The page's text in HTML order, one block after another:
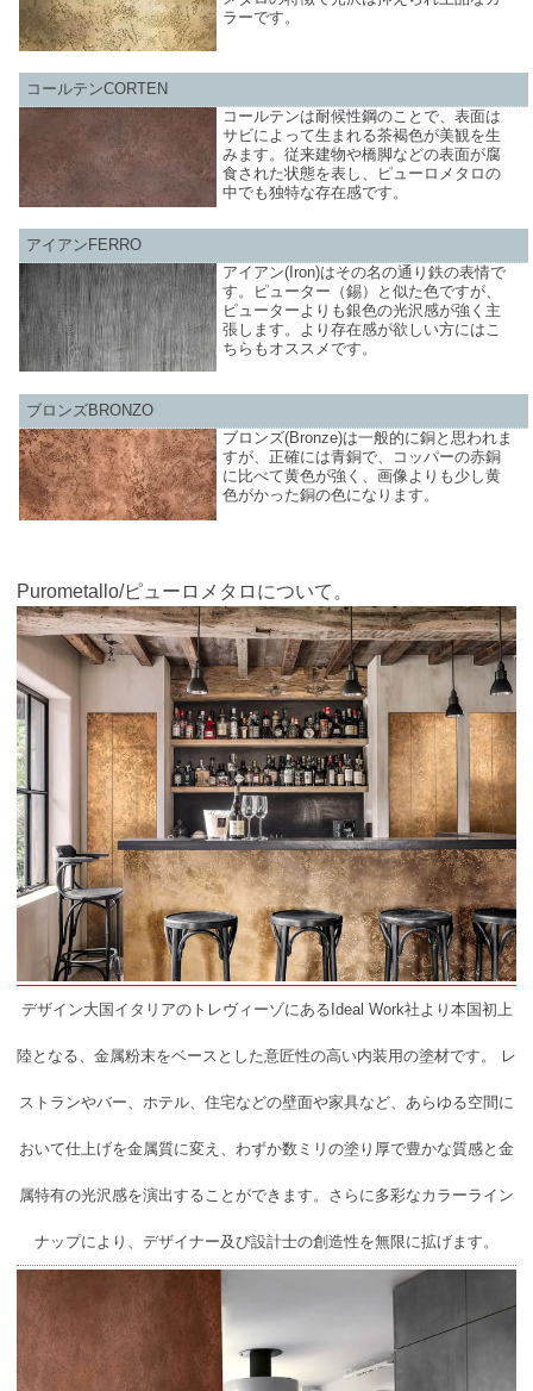
ラーです。
コールテンCORTEN
コールテンは耐候性鋼のことで、表面は
サビによって生まれる茶褐色が美観を生
みます。従来建物や橋脚などの表面が腐
食された状態を表し、ピューロメタロの
中でも独特な存在感です。
アイアンFERRO
アイアン(Iron)はその名の通り鉄の表情で
す。ピューター（錫）と似た色ですが、
ピューターよりも銀色の光沢感が強く主
張します。より存在感が欲しい方にはこ
ちらもオススメです。
ブロンズBRONZO
ブロンズ(Bronze)は一般的に銅と思われま
すが、正確には青銅で、コッパーの赤銅
に比べて黄色が強く、画像よりも少し黄
色がかった銅の色になります。
Purometallo/ピューロメタロについて。
デザイン大国イタリアのトレヴィーゾにあるIdeal Work社より本国初上
陸となる、金属粉末をベースとした意匠性の高い内装用の塗材です。 レ
ストランやバー、ホテル、住宅などの壁面や家具など、あらゆる空間に
おいて仕上げを金属質に変え、わずか数ミリの塗り厚で豊かな質感と金
属特有の光沢感を演出することができます。さらに多彩なカラーライン
ナップにより、デザイナー及び設計士の創造性を無限に拡げます。